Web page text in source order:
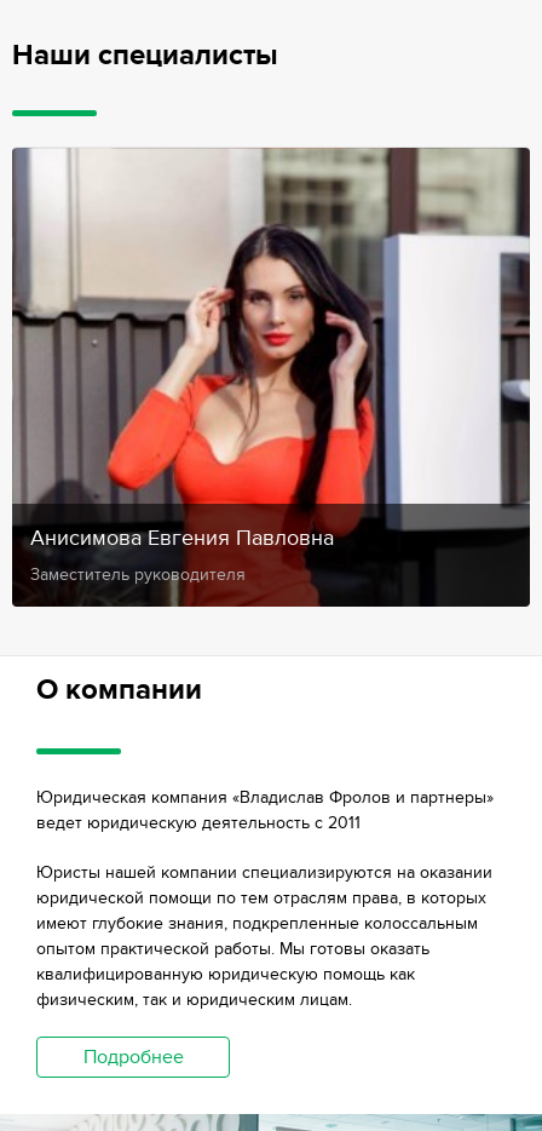
Наши специалисты
Анисимова Евгения Павловна
Заместитель руководителя
О компании
Юридическая компания «Владислав Фролов и партнеры»
ведет юридическую деятельность с 2011
Юристы нашей компании специализируются на оказании
юридической помощи по тем отраслям права, в которых
имеют глубокие знания, подкрепленные колоссальным
опытом практической работы. Мы готовы оказать
квалифицированную юридическую помощь как
физическим, так и юридическим лицам.
Подробнее